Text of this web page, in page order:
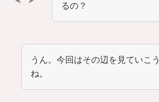
るの？
うん。今回はその辺を見ていこう
ね。